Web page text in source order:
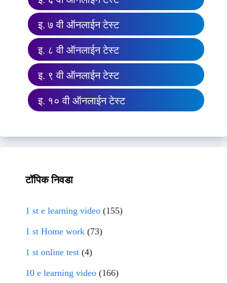
इ. ७ वी ऑनलाईन टेस्ट
इ. ८ वी ऑनलाईन टेस्ट
इ. ९ वी ऑनलाईन टेस्ट
इ. १० वी ऑनलाईन टेस्ट
टॉपिक निवडा
1 st e learning video (155)
1 st Home work (73)
1 st online test (4)
10 e learning video (166)